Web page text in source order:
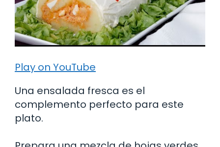
Play on YouTube
Una ensalada fresca es el
complemento perfecto para este
plato.